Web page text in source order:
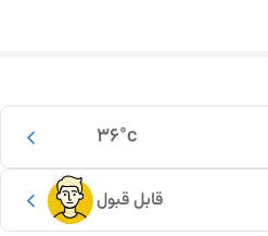
36°c
قابل قبول